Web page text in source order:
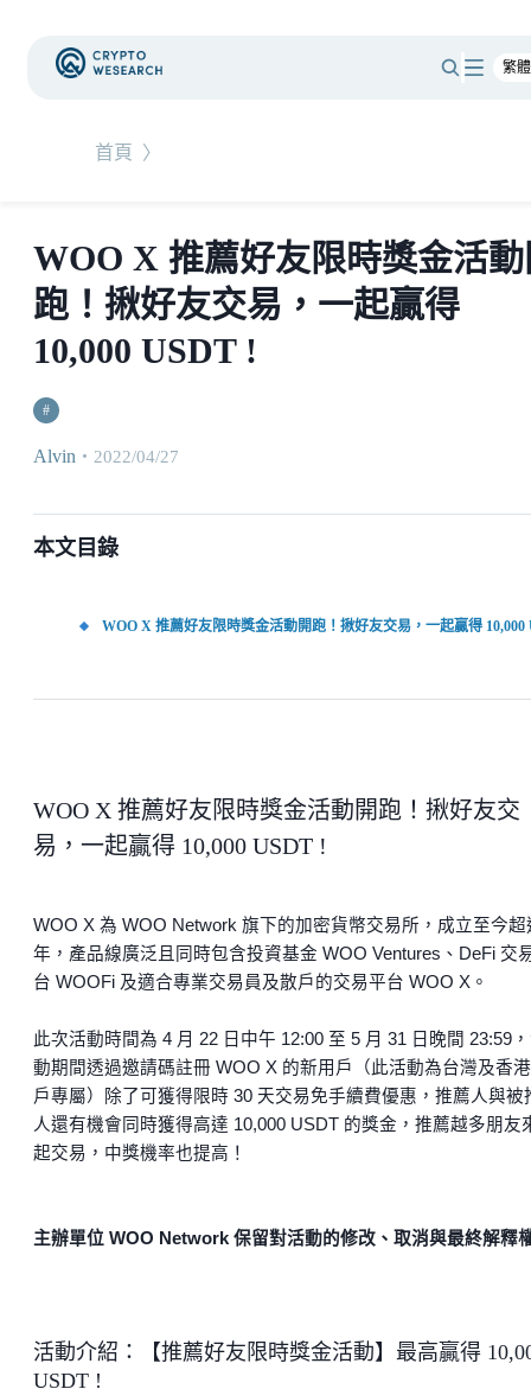
首頁 〉
WOO X 推薦好友限時獎金活
跑！揪好友交易，一起贏得
10,000 USDT !
#
Alvin ・ 2022/04/27
本文目錄
WOO X 推薦好友限時獎金活動開跑！揪好友交易，一起贏得 10,000
WOO X 推薦好友限時獎金活動開跑！揪好友交
易，一起贏得 10,000 USDT !
WOO X 為 WOO Network 旗下的加密貨幣交易所，成立至今超
年，產品線廣泛且同時包含投資基金 WOO Ventures、DeFi 交
台 WOOFi 及適合專業交易員及散戶的交易平台 WOO X。
此次活動時間為 4 月 22 日中午 12:00 至 5 月 31 日晚間 23:59
動期間透過邀請碼註冊 WOO X 的新用戶（此活動為台灣及香
戶專屬）除了可獲得限時 30 天交易免手續費優惠，推薦人與被
人還有機會同時獲得高達 10,000 USDT 的獎金，推薦越多朋友
起交易，中獎機率也提高！
主辦單位 WOO Network 保留對活動的修改、取消與最終解釋
活動介紹：【推薦好友限時獎金活動】最高贏得
USDT !